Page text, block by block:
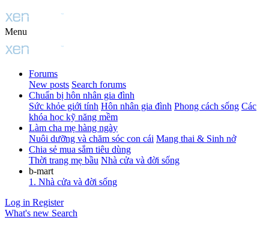
Menu
Forums
New posts Search forums
Chuẩn bị hôn nhân gia đình
Sức khỏe giới tính Hôn nhân gia đình Phong cách sống Các
khóa học kỹ năng mềm
Làm cha mẹ hàng ngày
Nuôi dưỡng và chăm sóc con cái Mang thai & Sinh nở
Chia sẻ mua sắm tiêu dùng
Thời trang mẹ bầu Nhà cửa và đời sống
b-mart
1. Nhà cửa và đời sống
Log in Register
What's new Search